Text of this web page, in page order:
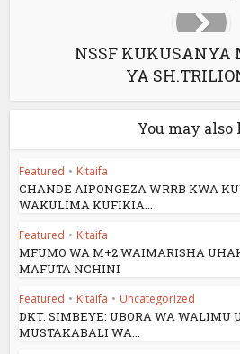
NSSF KUKUSANYA
YA
You may also
Featured • Kitaifa
CHANDE AIPONGEZA WRRB KWA
WAKULIMA KUFIKIA...
Featured • Kitaifa
MFUMO WA M+2 WAIMARISHA
MAFUTA NCHINI
Featured • Kitaifa • Uncategorized
DKT. SIMBEYE: UBORA WA WALIMU
MUSTAKABALI WA...